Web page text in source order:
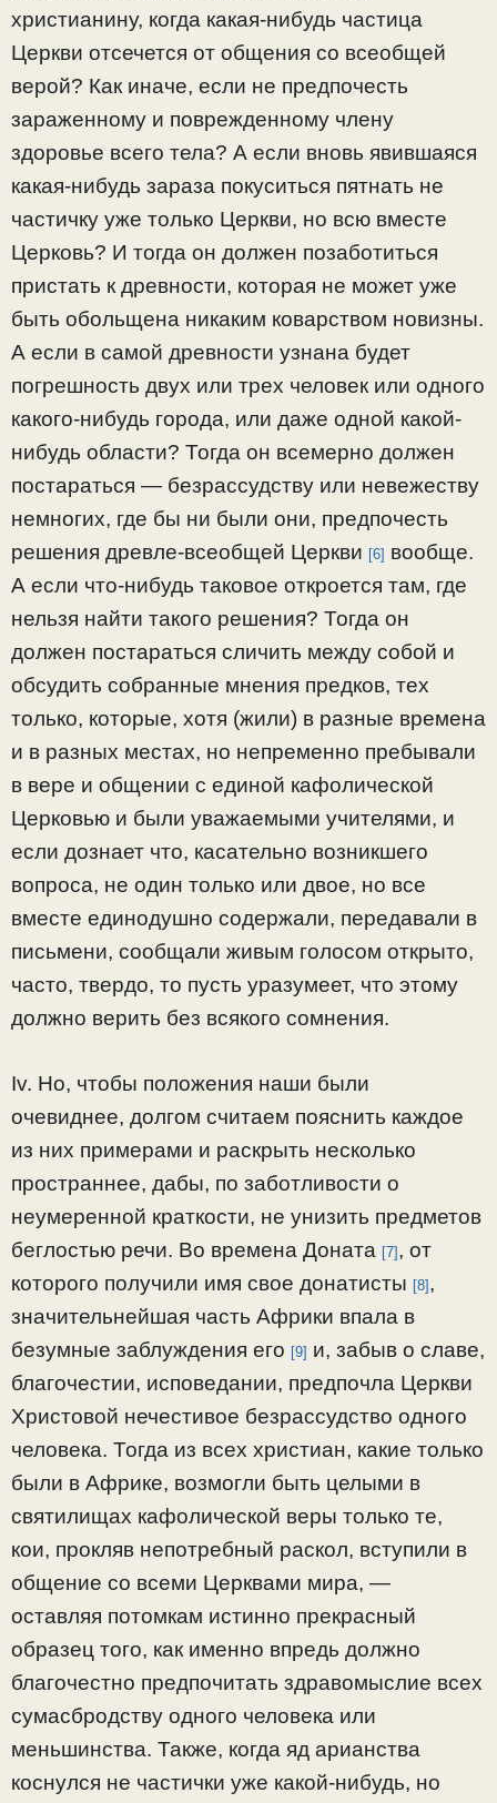
христианину, когда какая-нибудь частица
Церкви отсечется от общения со всеобщей
верой? Как иначе, если не предпочесть
зараженному и поврежденному члену
здоровье всего тела? А если вновь явившаяся
какая-нибудь зараза покуситься пятнать не
частичку уже только Церкви, но всю вместе
Церковь? И тогда он должен позаботиться
пристать к древности, которая не может уже
быть обольщена никаким коварством новизны.
А если в самой древности узнана будет
погрешность двух или трех человек или одного
какого-нибудь города, или даже одной какой-
нибудь области? Тогда он всемерно должен
постараться — безрассудству или невежеству
немногих, где бы ни были они, предпочесть
решения древле-всеобщей Церкви [6] вообще.
А если что-нибудь таковое откроется там, где
нельзя найти такого решения? Тогда он
должен постараться сличить между собой и
обсудить собранные мнения предков, тех
только, которые, хотя (жили) в разные времена
и в разных местах, но непременно пребывали
в вере и общении с единой кафолической
Церковью и были уважаемыми учителями, и
если дознает что, касательно возникшего
вопроса, не один только или двое, но все
вместе единодушно содержали, передавали в
письмени, сообщали живым голосом открыто,
часто, твердо, то пусть уразумеет, что этому
должно верить без всякого сомнения.
Iv. Но, чтобы положения наши были
очевиднее, долгом считаем пояснить каждое
из них примерами и раскрыть несколько
пространнее, дабы, по заботливости о
неумеренной краткости, не унизить предметов
беглостью речи. Во времена Доната [7], от
которого получили имя свое донатисты [8],
значительнейшая часть Африки впала в
безумные заблуждения его [9] и, забыв о славе,
благочестии, исповедании, предпочла Церкви
Христовой нечестивое безрассудство одного
человека. Тогда из всех христиан, какие только
были в Африке, возмогли быть целыми в
святилищах кафолической веры только те,
кои, прокляв непотребный раскол, вступили в
общение со всеми Церквами мира, —
оставляя потомкам истинно прекрасный
образец того, как именно впредь должно
благочестно предпочитать здравомыслие всех
сумасбродству одного человека или
меньшинства. Также, когда яд арианства
коснулся не частички уже какой-нибудь, но